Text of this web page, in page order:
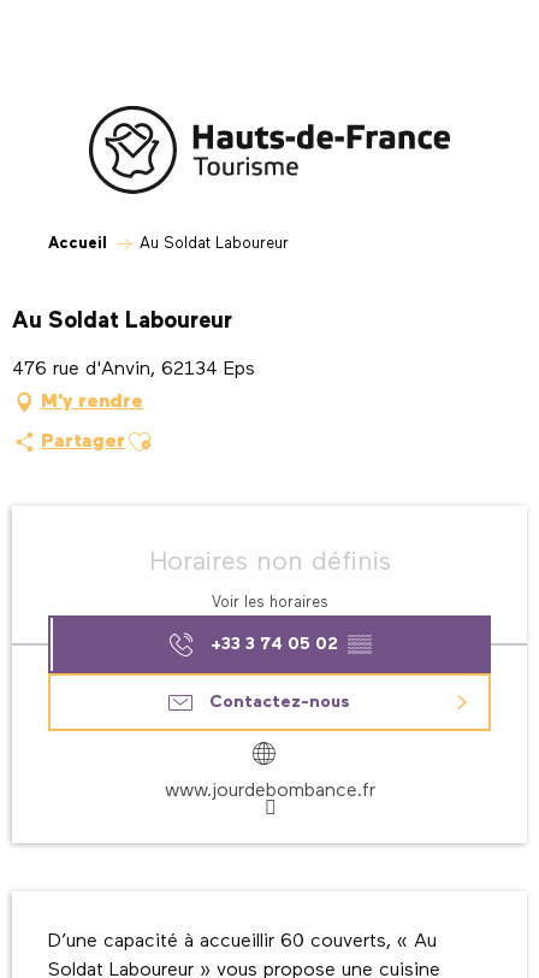
Accueil Au Soldat Laboureur
Au Soldat Laboureur
476 rue d'Anvin, 62134 Eps
M'y rendre
Partager Ajouter aux favoris
Horaires non définis
Voir les horaires
+33 3 74 05 02 ▒▒
Contactez-nous
www.jourdebombance.fr
D’une capacité à accueillir 60 couverts, « Au
Soldat Laboureur » vous propose une cuisine